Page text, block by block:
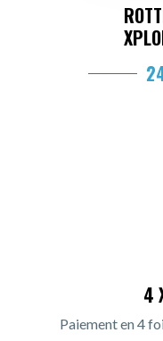
4
Paiement en 4